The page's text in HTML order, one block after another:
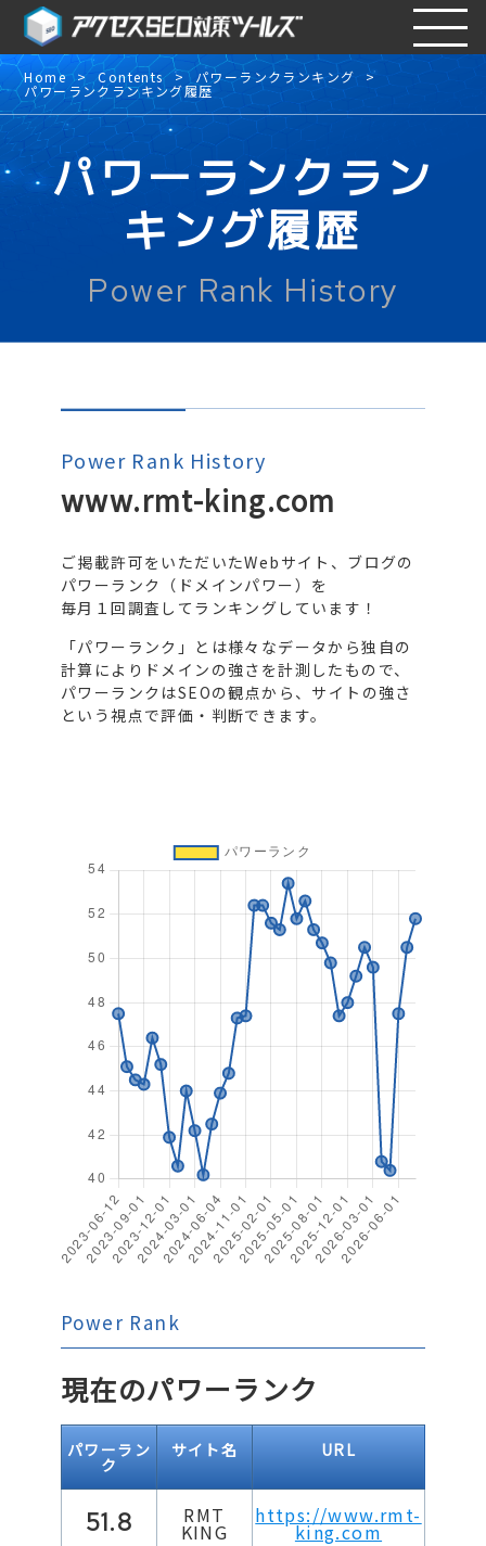
Home Contents パワーランクランキング
パワーランクランキング履歴
パワーランクラン
キング履歴
Power Rank History
Power Rank History
www.rmt-king.com
ご掲載許可をいただいたWebサイト、ブログの
パワーランク（ドメインパワー）を
毎月１回調査してランキングしています！
「パワーランク」とは様々なデータから独自の
計算によりドメインの強さを計測したもので、
パワーランクはSEOの観点から、サイトの強さ
という視点で評価・判断できます。
Power Rank
現在のパワーランク
パワーラン
ク
サイト名 URL
51.8 RMT
KING
https://www.rmt-
king.com